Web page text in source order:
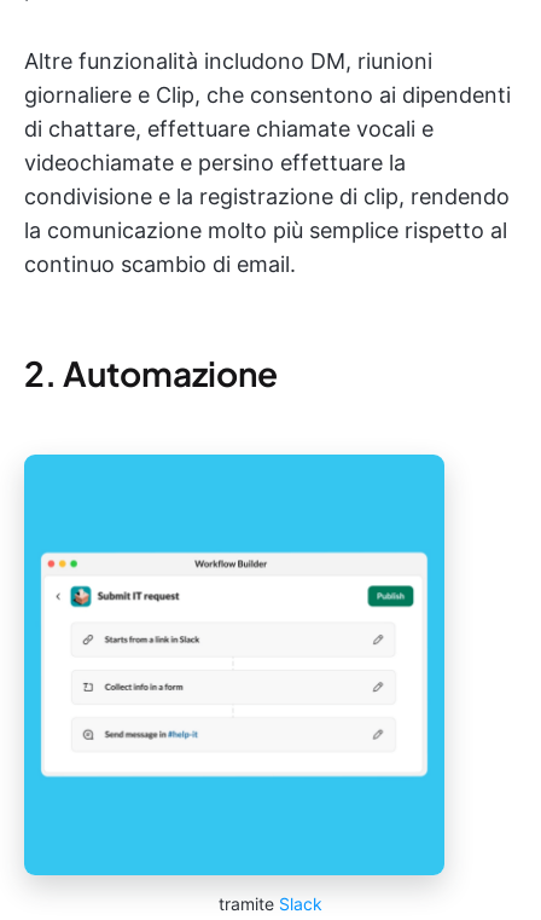
Altre funzionalità includono DM, riunioni
giornaliere e Clip, che consentono ai dipendenti
di chattare, effettuare chiamate vocali e
videochiamate e persino effettuare la
condivisione e la registrazione di clip, rendendo
la comunicazione molto più semplice rispetto al
continuo scambio di email.
2. Automazione
tramite Slack